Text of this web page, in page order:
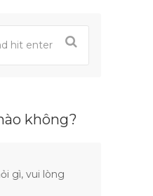
không?
gì, vui lòng